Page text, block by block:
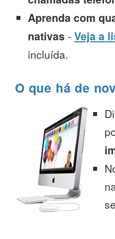
Aprenda com
nativas - Veja a
incluída.
O que há de